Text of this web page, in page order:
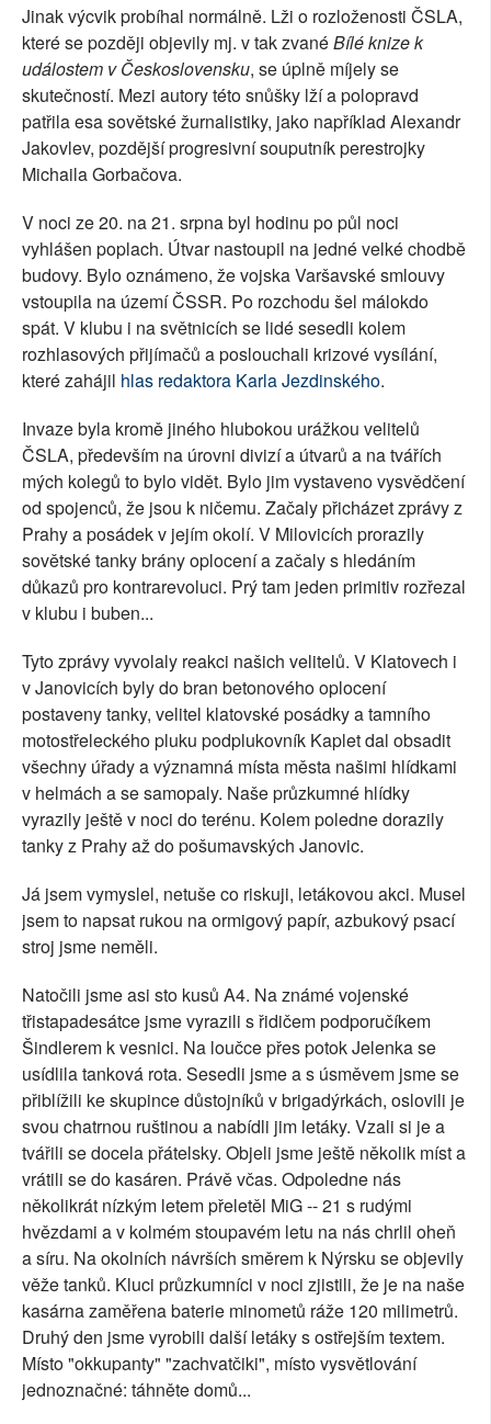
Jinak výcvik probíhal normálně. Lži o rozloženosti ČSLA,
které se později objevily mj. v tak zvanéBílé knize k
událostem v Československu, se úplně míjely se
skutečností. Mezi autory této snůšky lží a polopravd
patřila esa sovětské žurnalistiky, jako například Alexandr
Jakovlev, pozdější progresivní souputník perestrojky
Michaila Gorbačova.
V noci ze 20. na 21. srpna byl hodinu po půl noci
vyhlášen poplach. Útvar nastoupil na jedné velké chodbě
budovy. Bylo oznámeno, že vojska Varšavské smlouvy
vstoupila na území ČSSR. Po rozchodu šel málokdo
spát. V klubu i na světnicích se lidé sesedli kolem
rozhlasových přijímačů a poslouchali krizové vysílání,
které zahájil hlas redaktora Karla Jezdinského.
Invaze byla kromě jiného hlubokou urážkou velitelů
ČSLA, především na úrovni divizí a útvarů a na tvářích
mých kolegů to bylo vidět. Bylo jim vystaveno vysvědčení
od spojenců, že jsou k ničemu. Začaly přicházet zprávy z
Prahy a posádek v jejím okolí. V Milovicích prorazily
sovětské tanky brány oplocení a začaly s hledáním
důkazů pro kontrarevoluci. Prý tam jeden primitiv rozřezal
v klubu i buben...
Tyto zprávy vyvolaly reakci našich velitelů. V Klatovech i
v Janovicích byly do bran betonového oplocení
postaveny tanky, velitel klatovské posádky a tamního
motostřeleckého pluku podplukovník Kaplet dal obsadit
všechny úřady a významná místa města našimi hlídkami
v helmách a se samopaly. Naše průzkumné hlídky
vyrazily ještě v noci do terénu. Kolem poledne dorazily
tanky z Prahy až do pošumavských Janovic.
Já jsem vymyslel, netuše co riskuji, letákovou akci. Musel
jsem to napsat rukou na ormigový papír, azbukový psací
stroj jsme neměli.
Natočili jsme asi sto kusů A4. Na známé vojenské
třistapadesátce jsme vyrazili s řidičem podporučíkem
Šindlerem k vesnici. Na loučce přes potok Jelenka se
usídlila tanková rota. Sesedli jsme a s úsměvem jsme se
přiblížili ke skupince důstojníků v brigadýrkách, oslovili je
svou chatrnou ruštinou a nabídli jim letáky. Vzali si je a
tvářili se docela přátelsky. Objeli jsme ještě několik míst a
vrátili se do kasáren. Právě včas. Odpoledne nás
několikrát nízkým letem přeletěl MiG -- 21 s rudými
hvězdami a v kolmém stoupavém letu na nás chrlil oheň
a síru. Na okolních návrších směrem k Nýrsku se objevily
věže tanků. Kluci průzkumníci v noci zjistili, že je na naše
kasárna zaměřena baterie minometů ráže 120 milimetrů.
Druhý den jsme vyrobili další letáky s ostřejším textem.
Místo "okkupanty" "zachvatčiki", místo vysvětlování
jednoznačné: táhněte domů...